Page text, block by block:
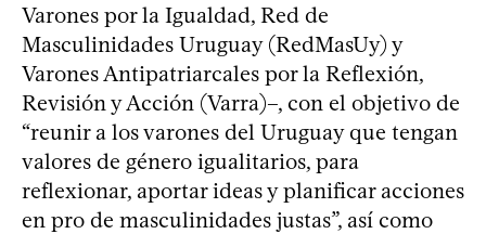
Varones por la Igualdad, Red de
Masculinidades Uruguay (RedMasUy) y
Varones Antipatriarcales por la Reflexión,
Revisión y Acción (Varra)–, con el objetivo de
“reunir a los varones del Uruguay que tengan
valores de género igualitarios, para
reflexionar, aportar ideas y planificar acciones
en pro de masculinidades justas”, así como